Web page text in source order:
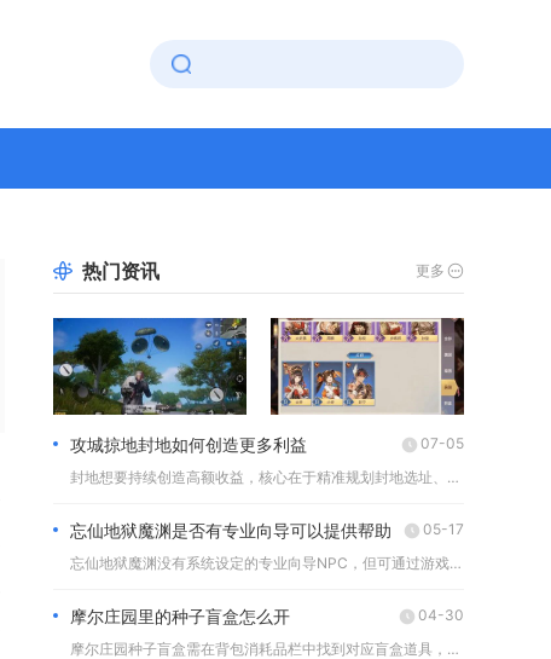
热门资讯 更多
攻城掠地封地如何创造更多利益
07-05
封地想要持续创造高额收益，核心在于精准规划封地选址、差异化建...
忘仙地狱魔渊是否有专业向导可以提供帮助
05-17
忘仙地狱魔渊没有系统设定的专业向导NPC，但可通过游戏内资深...
摩尔庄园里的种子盲盒怎么开
04-30
摩尔庄园种子盲盒需在背包消耗品栏中找到对应盲盒道具，点击使用...